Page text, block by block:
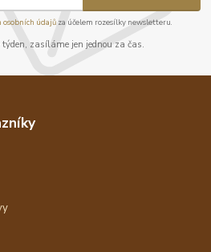
osobních údajůza účelem rozesílky newsletteru.
zasíláme jen jednou za čas.